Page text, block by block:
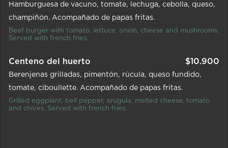
Hamburguesa de vacuno tomate lechuga cebolla
queso
champiñón. Acompañado de papas fritas.
Beef burger with tomato, lettuce, onion, cheese and mushrooms.
Served with french fries.
Centeno del huerto $10.900
Berenjenas grilladas pimentón rúcula
queso fundido
tomate ciboullette. Acompañado de papas fritas.
Grilled eggplant, bell pepper, arugula, melted cheese, tomato
and chives. Served with french fries.